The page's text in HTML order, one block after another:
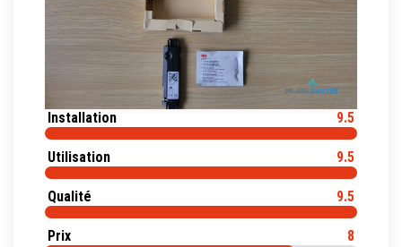
Installation 9.5
Utilisation 9.5
Qualité 9.5
Prix 8